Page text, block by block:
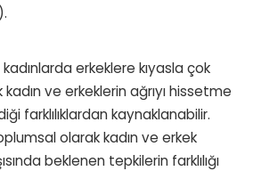
erkeklere kıyasla çok
kadın ve erkeklerin ağrıyı hissetme
farklılıklardan kaynaklanabilir.
olarak kadın ve erkek
beklenen tepkilerin farklılığı